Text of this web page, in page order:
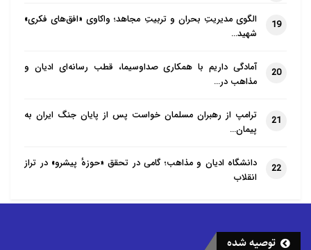
19
الگوی مدیریتِ بحران و تربیتِ مجاهد؛ واکاوی «افق‌های فکری»
شهید…
20
آمادگی داریم با همکاری صداوسیما، قطب رسانه‌ای ادیان و
مذاهب در…
21
ترامپ از رهبران مسلمان خواست پس از پایان جنگ ایران به
پیمان…
22
دانشگاه ادیان و مذاهب؛ گامی در تحقق «حوزهٔ پیشرو» در تراز
انقلاب
توصیه شده